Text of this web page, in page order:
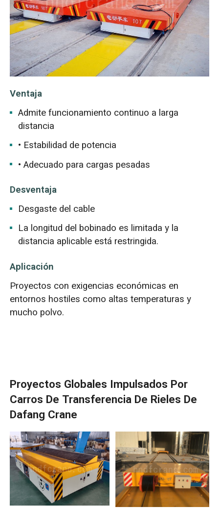
Ventaja
Admite funcionamiento continuo a larga
distancia
• Estabilidad de potencia
• Adecuado para cargas pesadas
Desventaja
Desgaste del cable
La longitud del bobinado es limitada y la
distancia aplicable está restringida.
Aplicación
Proyectos con exigencias económicas en
entornos hostiles como altas temperaturas y
mucho polvo.
Proyectos Globales Impulsados Por
Carros De Transferencia De Rieles De
Dafang Crane